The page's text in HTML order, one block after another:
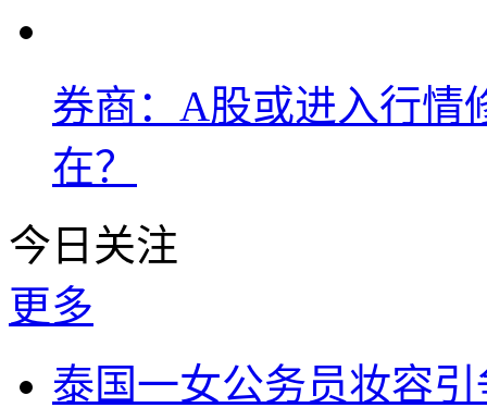
券商：A股或进入行情
在？
今日关注
更多
泰国一女公务员妆容